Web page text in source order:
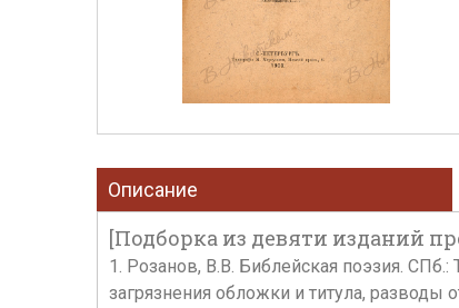
Описание
[Подборка из девяти изданий
1. Розанов, В.В. Библейская поэзия. СПб.:
загрязнения обложки и титула, разводы